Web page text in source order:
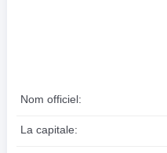
Nom officiel:
La capitale: